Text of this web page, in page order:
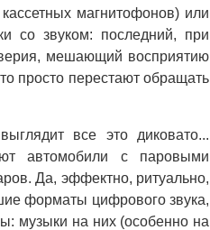
магнитофонов) или
со звуком: последний, при
мешающий восприятию
просто перестают обращать
все это диковато...
автомобили с паровыми
Да, эффектно, ритуально,
форматы цифрового звука,
музыки на них (особенно на